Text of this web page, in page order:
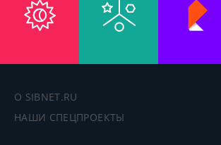
О SIBNET.RU
НАШИ СПЕЦПРОЕКТЫ